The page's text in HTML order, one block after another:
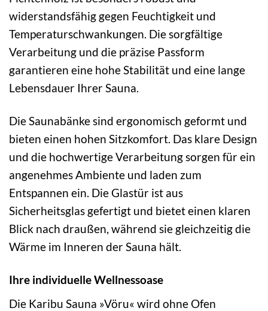
widerstandsfähig gegen Feuchtigkeit und
Temperaturschwankungen. Die sorgfältige
Verarbeitung und die präzise Passform
garantieren eine hohe Stabilität und eine lange
Lebensdauer Ihrer Sauna.
Die Saunabänke sind ergonomisch geformt und
bieten einen hohen Sitzkomfort. Das klare Design
und die hochwertige Verarbeitung sorgen für ein
angenehmes Ambiente und laden zum
Entspannen ein. Die Glastür ist aus
Sicherheitsglas gefertigt und bietet einen klaren
Blick nach draußen, während sie gleichzeitig die
Wärme im Inneren der Sauna hält.
Ihre individuelle Wellnessoase
Die Karibu Sauna »Vöru« wird ohne Ofen